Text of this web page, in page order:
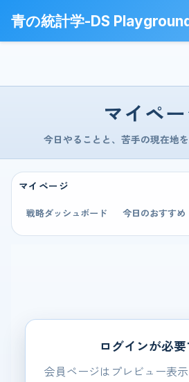
青の統計学-DS
マイペ
今日やることと、苦手の現在地を
マイページ
戦略ダッシュボード 今日のおすすめ
ログインが必
会員ページはプレビュー表